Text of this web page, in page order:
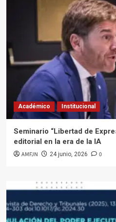
Académico Institucional
Seminario “Libertad de
editorial en la era de la IA
AMFJN 24 junio, 2026 0